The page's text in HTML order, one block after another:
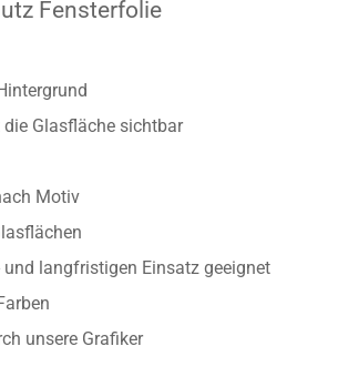
Fensterfolie
Glasfläche sichtbar
Motiv
langfristigen Einsatz geeignet
unsere Grafiker